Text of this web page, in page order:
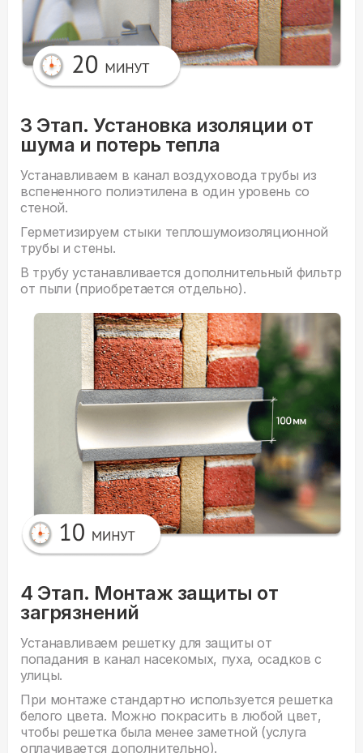
3 Этап. Установка изоляции от
шума и потерь тепла
Устанавливаем в канал воздуховода трубы из
вспененного полиэтилена в один уровень со
стеной.
Герметизируем стыки теплошумоизоляционной
трубы и стены.
В трубу устанавливается дополнительный фильтр
от пыли (приобретается отдельно).
4 Этап. Монтаж защиты от
загрязнений
Устанавливаем решетку для защиты от
попадания в канал насекомых, пуха, осадков с
улицы.
При монтаже стандартно используется решетка
белого цвета. Можно покрасить в любой цвет,
чтобы решетка была менее заметной (услуга
оплачивается дополнительно).